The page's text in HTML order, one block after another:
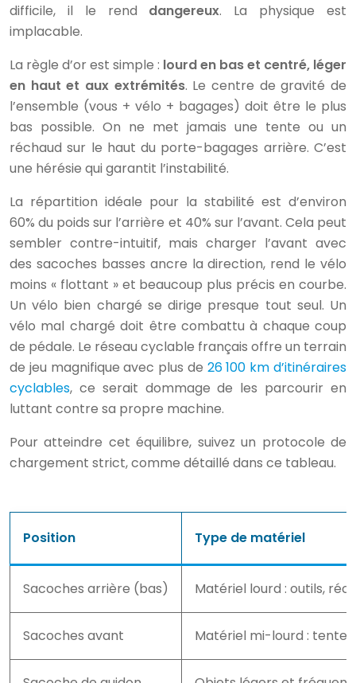
difficile, il le rend dangereux. La physique est
implacable.
La règle d’or est simple : lourd en bas et centré, léger
en haut et aux extrémités. Le centre de gravité de
l’ensemble (vous + vélo + bagages) doit être le plus
bas possible. On ne met jamais une tente ou un
réchaud sur le haut du porte-bagages arrière. C’est
une hérésie qui garantit l’instabilité.
La répartition idéale pour la stabilité est d’environ
60% du poids sur l’arrière et 40% sur l’avant. Cela peut
sembler contre-intuitif, mais charger l’avant avec
des sacoches basses ancre la direction, rend le vélo
moins « flottant » et beaucoup plus précis en courbe.
Un vélo bien chargé se dirige presque tout seul. Un
vélo mal chargé doit être combattu à chaque coup
de pédale. Le réseau cyclable français offre un terrain
de jeu magnifique avec plus de 26 100 km d’itinéraires
cyclables, ce serait dommage de les parcourir en
luttant contre sa propre machine.
Pour atteindre cet équilibre, suivez un protocole de
chargement strict, comme détaillé dans ce tableau.
Position Type de matériel
Sacoches arrière (bas) Matériel lourd : outils,
Sacoches avant Matériel mi-lourd : tente,